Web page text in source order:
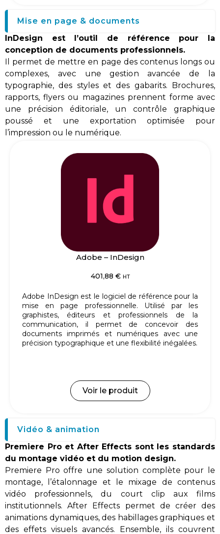
Mise en page & documents
InDesign est l’outil de référence pour la
conception de documents professionnels.
Il permet de mettre en page des contenus longs ou
complexes, avec une gestion avancée de la
typographie, des styles et des gabarits. Brochures,
rapports, flyers ou magazines prennent forme avec
une précision éditoriale, un contrôle graphique
poussé et une exportation optimisée pour
l’impression ou le numérique.
Adobe – InDesign
401,88 € HT
Adobe InDesign est le logiciel de référence pour la
mise en page professionnelle.
Utilisé par les
graphistes, éditeurs et professionnels de la
communication, il permet de concevoir des
documents imprimés et numériques avec une
précision typographique et une flexibilité inégalées.
Voir le produit
Vidéo & animation
Premiere Pro et After Effects sont les standards
du montage vidéo et du motion design.
Premiere Pro offre une solution complète pour le
montage, l’étalonnage et le mixage de contenus
vidéo professionnels, du court clip aux films
institutionnels. After Effects permet de créer des
animations dynamiques, des habillages graphiques et
des effets visuels avancés. Ensemble, ils couvrent